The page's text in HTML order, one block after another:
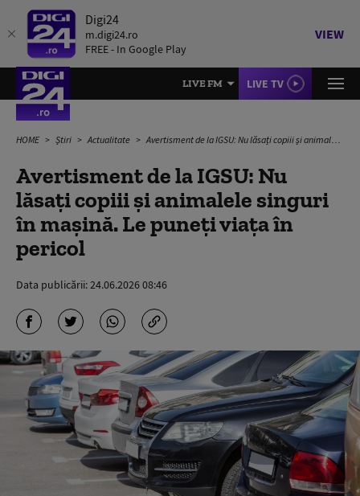
Digi24
m.digi24.ro
FREE - In Google Play
VIEW
LIVE FM LIVE TV
HOME Știri Actualitate Avertisment de la IGSU: Nu lăsați copiii și animalele singuri în mașină. Le puneți viața în pericol
Avertisment de la IGSU: Nu
lăsați copiii și animalele singuri
în mașină. Le puneți viața în
pericol
Data publicării:24.06.2026 08:46